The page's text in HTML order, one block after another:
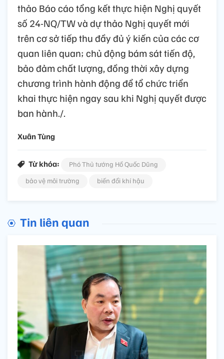
thảo Báo cáo tổng kết thực hiện Nghị quyết
số 24-NQ/TW và dự thảo Nghị quyết mới
trên cơ sở tiếp thu đầy đủ ý kiến của các cơ
quan liên quan; chủ động bám sát tiến độ,
bảo đảm chất lượng, đồng thời xây dựng
chương trình hành động để tổ chức triển
khai thực hiện ngay sau khi Nghị quyết được
ban hành./.
Xuân Tùng
Từ khóa:
Phó Thủ tướng Hồ Quốc Dũng
bảo vệ môi trường
biến đổi khí hậu
Tin liên quan